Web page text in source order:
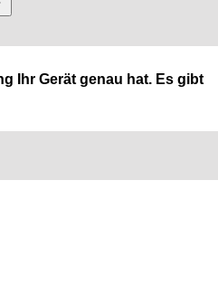
Ihr Gerät genau hat. Es gibt